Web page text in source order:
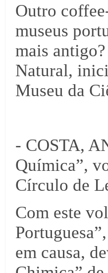
Outro
museus
mais
Natural,
Museu da
- COSTA,
Química”,
Círculo de
Com este
em causa,